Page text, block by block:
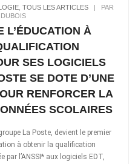
, TOUS LES ARTICLES|
PAR
L’ÉDUCATION À
SES LOGICIELS
SE DOTE D’UNE
RENFORCER LA
SCOLAIRES
La Poste, devient le premier
à obtenir la qualification
par l’ANSSI* aux logiciels EDT,